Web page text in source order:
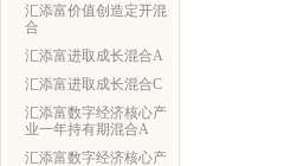
汇添富价值创造定开混
合
汇添富进取成长混合A
汇添富进取成长混合C
汇添富数字经济核心产
业一年持有期混合A
汇添富数字经济核心产